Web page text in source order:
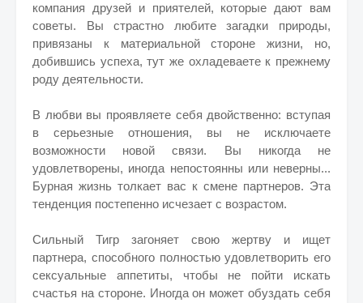
компания друзей и приятелей, которые дают вам
советы. Вы страстно любите загадки природы,
привязаны к материальной стороне жизни, но,
добившись успеха, тут же охладеваете к прежнему
роду деятельности.
В любви вы проявляете себя двойственно: вступая
в серьезные отношения, вы не исключаете
возможности новой связи. Вы никогда не
удовлетворены, иногда непостоянны или неверны...
Бурная жизнь толкает вас к смене партнеров. Эта
тенденция постепенно исчезает с возрастом.
Сильный Тигр загоняет свою жертву и ищет
партнера, способного полностью удовлетворить его
сексуальные аппетиты, чтобы не пойти искать
счастья на стороне. Иногда он может обуздать себя